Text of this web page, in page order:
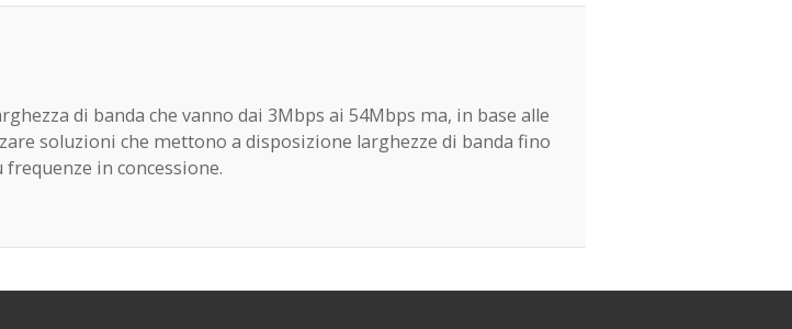
di banda che vanno dai 3Mbps ai 54Mbps ma, in base alle
soluzioni che mettono a disposizione larghezze di banda fino
in concessione.